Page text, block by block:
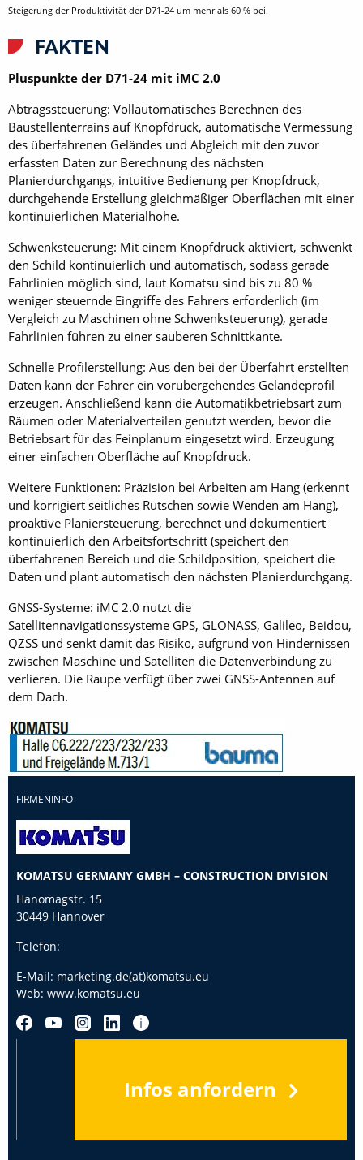
Steigerung der Produktivität der D71-24 um mehr als 60 % bei.
FAKTEN
Pluspunkte der D71-24 mit iMC 2.0
Abtragssteuerung: Vollautomatisches Berechnen des
Baustellenterrains auf Knopfdruck, automatische Vermessung
des überfahrenen Geländes und Abgleich mit den zuvor
erfassten Daten zur Berechnung des nächsten
Planierdurchgangs, intuitive Bedienung per Knopfdruck,
durchgehende Erstellung gleichmäßiger Oberflächen mit einer
kontinuierlichen Materialhöhe.
Schwenksteuerung: Mit einem Knopfdruck aktiviert, schwenkt
den Schild kontinuierlich und automatisch, sodass gerade
Fahrlinien möglich sind, laut Komatsu sind bis zu 80 %
weniger steuernde Eingriffe des Fahrers erforderlich (im
Vergleich zu Maschinen ohne Schwenksteuerung), gerade
Fahrlinien führen zu einer sauberen Schnittkante.
Schnelle Profilerstellung: Aus den bei der Überfahrt erstellten
Daten kann der Fahrer ein vorübergehendes Geländeprofil
erzeugen. Anschließend kann die Automatikbetriebsart zum
Räumen oder Materialverteilen genutzt werden, bevor die
Betriebsart für das Feinplanum eingesetzt wird. Erzeugung
einer einfachen Oberfläche auf Knopfdruck.
Weitere Funktionen: Präzision bei Arbeiten am Hang (erkennt
und korrigiert seitliches Rutschen sowie Wenden am Hang),
proaktive Planiersteuerung, berechnet und dokumentiert
kontinuierlich den Arbeitsfortschritt (speichert den
überfahrenen Bereich und die Schildposition, speichert die
Daten und plant automatisch den nächsten Planierdurchgang.
GNSS-Systeme: iMC 2.0 nutzt die
Satellitennavigationssysteme GPS, GLONASS, Galileo, Beidou,
QZSS und senkt damit das Risiko, aufgrund von Hindernissen
zwischen Maschine und Satelliten die Datenverbindung zu
verlieren. Die Raupe verfügt über zwei GNSS-Antennen auf
dem Dach.
FIRMENINFO
KOMATSU GERMANY GMBH – CONSTRUCTION DIVISION
Hanomagstr. 15
30449 Hannover
Telefon:
E-Mail: marketing.de(at)komatsu.eu
Web: www.komatsu.eu
Infos anfordern